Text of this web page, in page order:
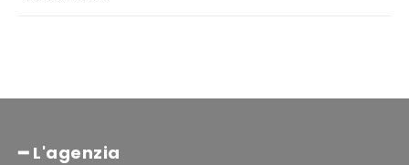
━ L'agenzia